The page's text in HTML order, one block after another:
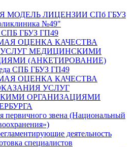
МОДЕЛЬ ЛИЦЕНЗИИ СПб ГБУЗ
№49"
СПБ ГБУЗ ГП49
ОЦЕНКА КАЧЕСТВА
МЕДИЦИНСКИМИ
(АНКЕТИРОВАНИЕ)
СПБ ГБУЗ ГП49
ОЦЕНКА КАЧЕСТВА
УСЛУГ
ОРГАНИЗАЦИЯМИ
первичного звена (Национальный
деятельность
специалистов